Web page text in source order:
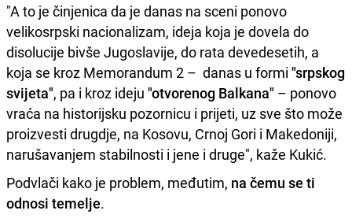
"A to je činjenica da je danas na sceni ponovo
velikosrpski nacionalizam, ideja koja je dovela do
disolucije bivše Jugoslavije, do rata devedesetih, a
koja se kroz Memorandum 2 – danas u formi "srpskog
svijeta", pa i kroz ideju "otvorenog Balkana" – ponovo
vraća na historijsku pozornicu i prijeti, uz sve što može
proizvesti drugdje, na Kosovu, Crnoj Gori i Makedoniji,
narušavanjem stabilnosti i jene i druge", kaže Kukić.
Podvlači kako je problem, međutim, na čemu se ti
odnosi temelje.